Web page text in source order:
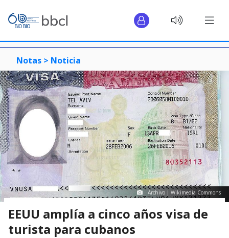
Notas > Noticia
Archivo | Wikimedia Commons
EEUU amplía a cinco años visa de
turista para cubanos